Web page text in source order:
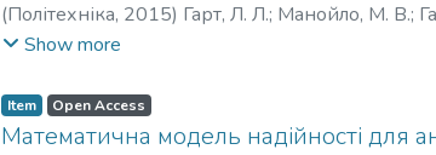
(Політехніка, 2015) Гарт, Л. Л.; Манойло, М. В.;
Hart, L. L.;Manoilo, M. V.
Show more
Item Open Access
Математична модель надійності для